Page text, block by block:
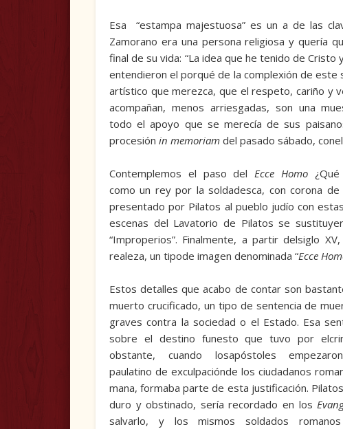
Esa “estampa majestuosa” es un a de las
Zamorano era una persona religiosa y quería
final de su vida: “La idea que he tenido de
entendieron el porqué de la complexión de este
artístico que merezca, que el respeto, cariño y
acompañan, menos arriesgadas, son una
todo el apoyo que se merecía de sus
procesión in memoriamdel pasado sábado,
Contemplemos el paso delEcce Homo
como un rey por la soldadesca, con corona
presentado por Pilatos al pueblo judío con
escenas del Lavatorio de Pilatos se
“Improperios”. Finalmente, a partir delsiglo
realeza, un tipode imagen denomi­nada “Ecce
Estos detalles que acabo de contar son
muerto crucificado, un tipo de sentencia de
graves contra la sociedad o el Estado. Esa
sobre el destino funesto que tuvo por
obstante, cuando losapóstoles
paulatino de exculpaciónde los ciudadanos
mana, formaba parte de esta justificación.
duro y obstinado, sería recordado en los
salvarlo, y los mismos soldados